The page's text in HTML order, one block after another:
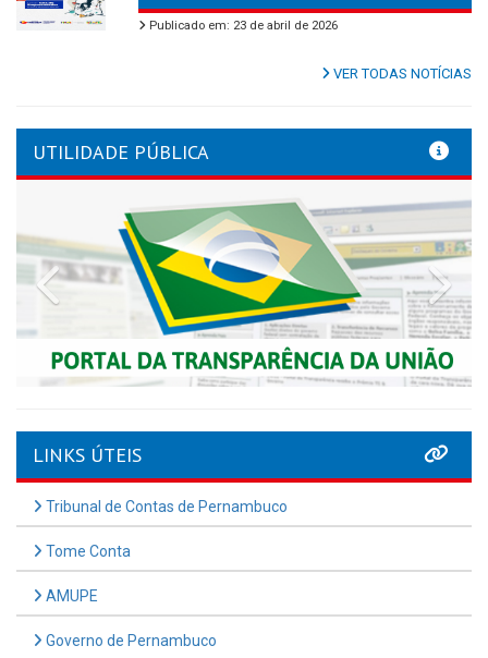
Publicado em: 23 de abril de 2026
VER TODAS NOTÍCIAS
UTILIDADE PÚBLICA
Previous
LINKS ÚTEIS
Tribunal de Contas de Pernambuco
Tome Conta
AMUPE
Governo de Pernambuco